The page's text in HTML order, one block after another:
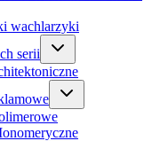
wachlarzyki
serii